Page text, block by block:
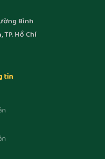
Bình
Hồ Chí
tin